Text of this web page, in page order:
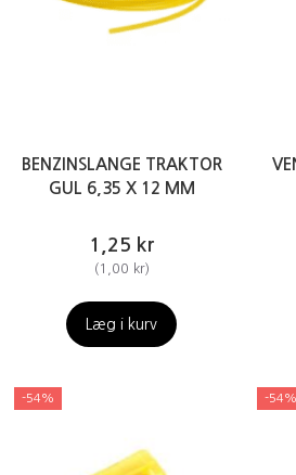
BENZINSLANGE TRAKTOR
GUL 6,35 X 12 MM
1,25 kr
(1,00 kr)
Læg i kurv
-54% -54%